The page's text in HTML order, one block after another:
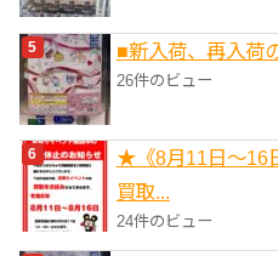
■新入荷、再入荷
26件のビュー
★《8月11日～16
買取...
24件のビュー